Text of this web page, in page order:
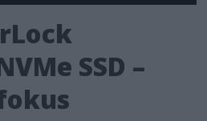
SSD –